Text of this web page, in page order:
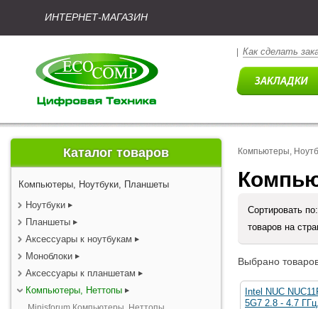
ИНТЕРНЕТ-МАГАЗИН
Как сделать
Каталог товаров
Компьютеры, Ноутбуки, Планшеты
Ноутбуки
Планшеты
Аксессуары к ноутбукам
Моноблоки
Аксессуары к планшетам
Компьютеры, Неттопы
Компьютеры,
Сортировать
товаров на
Выбрано
Intel NUC
5G7 2.8 - 4.7